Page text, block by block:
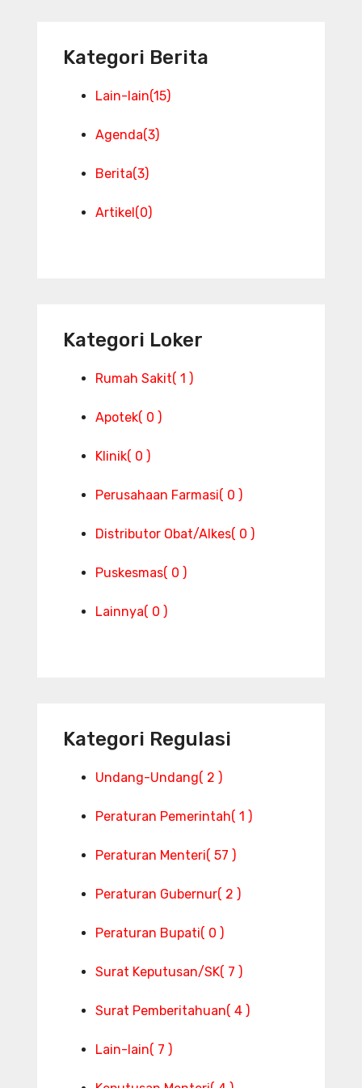
Kategori Berita
Lain-lain(15)
Agenda(3)
Berita(3)
Artikel(0)
Kategori Loker
Rumah Sakit( 1 )
Apotek( 0 )
Klinik( 0 )
Perusahaan Farmasi( 0 )
Distributor Obat/Alkes( 0 )
Puskesmas( 0 )
Lainnya( 0 )
Kategori Regulasi
Undang-Undang( 2 )
Peraturan Pemerintah( 1 )
Peraturan Menteri( 57 )
Peraturan Gubernur( 2 )
Peraturan Bupati( 0 )
Surat Keputusan/SK( 7 )
Surat Pemberitahuan( 4 )
Lain-lain( 7 )